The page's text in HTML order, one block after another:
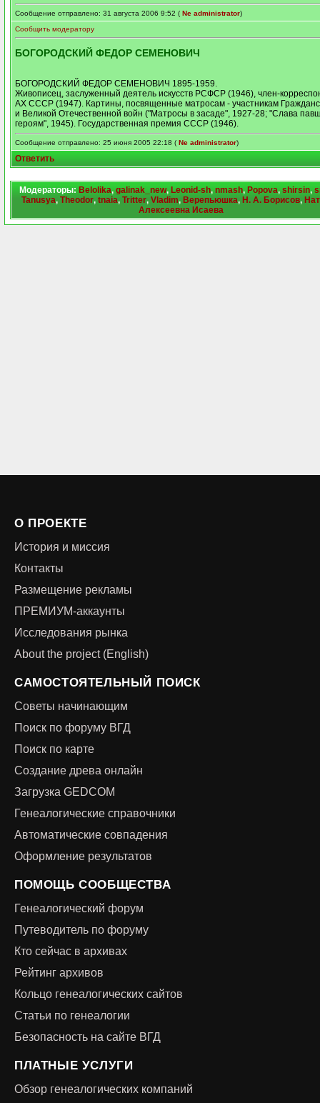
Сообщение отправлено: 31 августа 2006 9:52 ( Ne administrator)
Сообщить модератору
БОГОРОДСКИЙ ФЕДОР СЕМЕНОВИЧ
БОГОРОДСКИЙ ФЕДОР СЕМЕНОВИЧ 1895-1959.
Живописец, заслуженный деятель искусств РСФСР (1946), член-
АХ СССР (1947). Картины, посвященные матросам - участникам
и Великой Отечественной войн ("Матросы в засаде", 1927-28; "Слава
героям", 1945). Государственная премия СССР (1946).
Сообщение отправлено: 25 июня 2005 22:18 ( Ne administrator)
Ответить
Модераторы: Belolika, galinak_new, Leonid-sh, nmash, Popova, shirsin,
Tanusya, Theodor, tnaia, Tritter, Vladim, Верепьюшка, Н. А. Борисов,
Алексеевна Исаева
О ПРОЕКТЕ
История и миссия
Контакты
Размещение рекламы
ПРЕМИУМ-аккаунты
Исследования рынка
About the project (English)
САМОСТОЯТЕЛЬНЫЙ ПОИСК
Советы начинающим
Поиск по форуму ВГД
Поиск по карте
Создание древа онлайн
Загрузка GEDCOM
Генеалогические справочники
Автоматические совпадения
Оформление результатов
ПОМОЩЬ СООБЩЕСТВА
Генеалогический форум
Путеводитель по форуму
Кто сейчас в архивах
Рейтинг архивов
Кольцо генеалогических сайтов
Статьи по генеалогии
Безопасность на сайте ВГД
ПЛАТНЫЕ УСЛУГИ
Обзор генеалогических компаний